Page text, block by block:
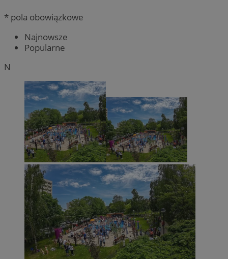
* pola obowiązkowe
Najnowsze
Popularne
N